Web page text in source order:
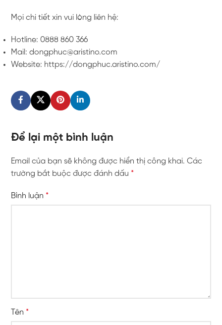
Mọi chi tiết xin vui lòng liên hệ:
Hotline: 0888 860 366
Mail: dongphuc@aristino.com
Website: https://dongphuc.aristino.com/
Để lại một bình luận
Email của bạn sẽ không được hiển thị công khai. Các
trường bắt buộc được đánh dấu *
Bình luận *
Tên *